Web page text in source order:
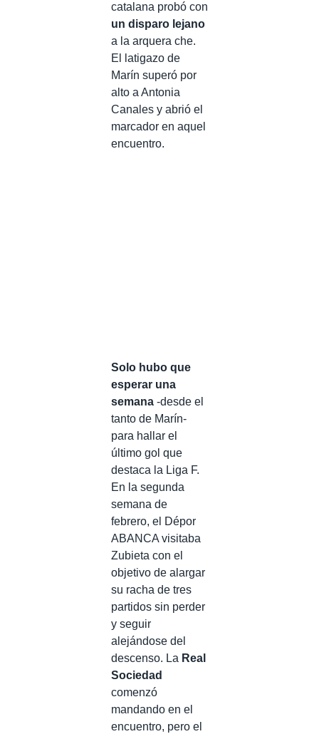
catalana probó con
un disparo lejano
a la arquera che.
El latigazo de
Marín superó por
alto a Antonia
Canales y abrió el
marcador en aquel
encuentro.
Solo hubo que
esperar una
semana -desde el
tanto de Marín-
para hallar el
último gol que
destaca la Liga F.
En la segunda
semana de
febrero, el Dépor
ABANCA visitaba
Zubieta con el
objetivo de alargar
su racha de tres
partidos sin perder
y seguir
alejándose del
descenso. La Real
Sociedad
comenzó
mandando en el
encuentro, pero el